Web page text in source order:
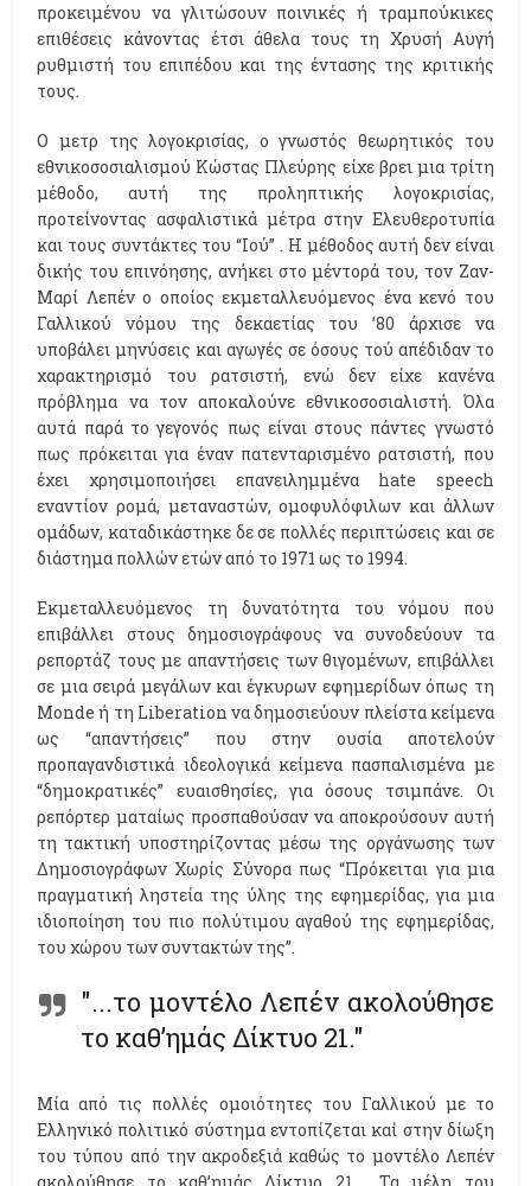
προκειμένου να γλιτώσουν ποινικές ή τραμπούκικες
επιθέσεις κάνοντας έτσι άθελα τους τη Χρυσή Αυγή
ρυθμιστή του επιπέδου και της έντασης της κριτικής
τους.
Ο μετρ της λογοκρισίας, ο γνωστός θεωρητικός του
εθνικοσοσιαλισμού Κώστας Πλεύρης είχε βρει μια τρίτη
μέθοδο, αυτή της προληπτικής λογοκρισίας,
προτείνοντας ασφαλιστικά μέτρα στην Ελευθεροτυπία
και τους συντάκτες του “Ιού” . Η μέθοδος αυτή δεν είναι
δικής του επινόησης, ανήκει στο μέντορά του, τον Ζαν-
Μαρί Λεπέν ο οποίος εκμεταλλευόμενος ένα κενό του
Γαλλικού νόμου της δεκαετίας του ’80 άρχισε να
υποβάλει μηνύσεις και αγωγές σε όσους τού απέδιδαν το
χαρακτηρισμό του ρατσιστή, ενώ δεν είχε κανένα
πρόβλημα να τον αποκαλούνε εθνικοσοσιαλιστή. Όλα
αυτά παρά το γεγονός πως είναι στους πάντες γνωστό
πως πρόκειται για έναν πατενταρισμένο ρατσιστή, που
έχει χρησιμοποιήσει επανειλημμένα hate speech
εναντίον ρομά, μεταναστών, ομοφυλόφιλων και άλλων
ομάδων, καταδικάστηκε δε σε πολλές περιπτώσεις και σε
διάστημα πολλών ετών από το 1971 ως το 1994.
Εκμεταλλευόμενος τη δυνατότητα του νόμου που
επιβάλλει στους δημοσιογράφους να συνοδεύουν τα
ρεπορτάζ τους με απαντήσεις των θιγομένων, επιβάλλει
σε μια σειρά μεγάλων και έγκυρων εφημερίδων όπως τη
Monde ή τη Liberation να δημοσιεύουν πλείστα κείμενα
ως “απαντήσεις” που στην ουσία αποτελούν
προπαγανδιστικά ιδεολογικά κείμενα πασπαλισμένα με
“δημοκρατικές” ευαισθησίες, για όσους τσιμπάνε. Οι
ρεπόρτερ ματαίως προσπαθούσαν να αποκρούσουν αυτή
τη τακτική υποστηρίζοντας μέσω της οργάνωσης των
Δημοσιογράφων Χωρίς Σύνορα πως “Πρόκειται για μια
πραγματική ληστεία της ύλης της εφημερίδας, για μια
ιδιοποίηση του πιο πολύτιμου αγαθού της εφημερίδας,
του χώρου των συντακτών της”.
"...το μοντέλο Λεπέν ακολούθησε
το καθ’ημάς Δίκτυο 21."
Μία από τις πολλές ομοιότητες του Γαλλικού με το
Ελληνικό πολιτικό σύστημα εντοπίζεται καί στην δίωξη
του τύπου από την ακροδεξιά καθώς το μοντέλο Λεπέν